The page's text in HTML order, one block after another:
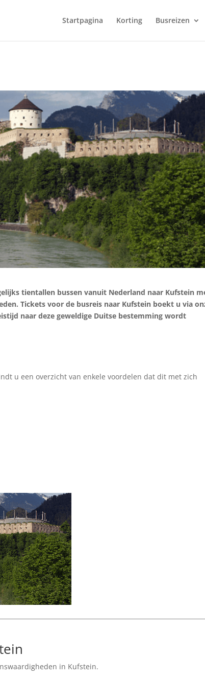
Startpagina Korting Busreizen
tientallen bussen vanuit Nederland naar Kufstein
Tickets voor de busreis naar Kufstein boekt u via
naar deze geweldige Duitse bestemming wordt
u een overzicht van enkele voordelen dat dit met zich
in Kufstein.